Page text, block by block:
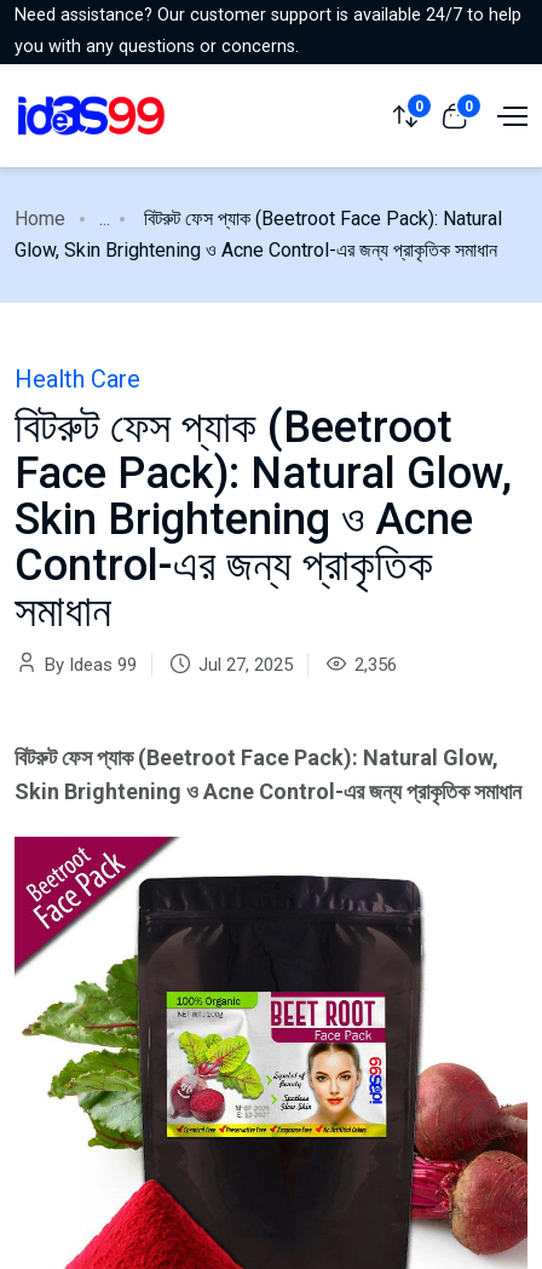
Need assistance? Our customer support is available 24/7 to help
you with any questions or concerns.
0 0
Home ...
বিটরুট ফেস প্যাক (Beetroot Face Pack): Natural
Glow, Skin Brightening ও Acne Control-এর জন্য প্রাকৃতিক সমাধান
Health Care
বিটরুট ফেস প্যাক (Beetroot
Face Pack): Natural Glow,
Skin Brightening ও Acne
Control-এর জন্য প্রাকৃতিক
সমাধান
By Ideas 99 Jul 27, 2025 2,356
বিটরুট ফেস প্যাক (Beetroot Face Pack): Natural Glow,
Skin Brightening ও Acne Control-এর জন্য প্রাকৃতিক সমাধান